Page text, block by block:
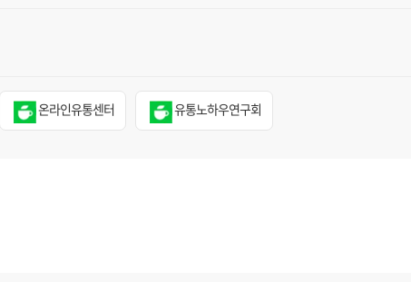
온라인유통센터 유통노하우연구회